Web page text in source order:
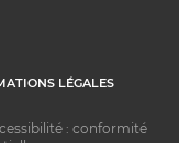
LÉGALES
: conformité